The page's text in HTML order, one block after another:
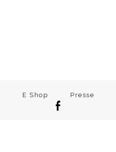
E Shop Presse